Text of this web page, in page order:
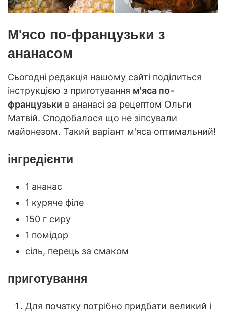
М'ясо по-французьки з
ананасом
Сьогодні редакція нашому сайті поділиться
інструкцією з приготування м'яса по-
французьки в ананасі за рецептом Ольги
Матвій. Сподобалося що не зіпсували
майонезом. Такий варіант м'яса оптимальний!
інгредієнти
1 ананас
1 куряче філе
150 г сиру
1 помідор
сіль, перець за смаком
приготування
Для початку потрібно придбати великий і